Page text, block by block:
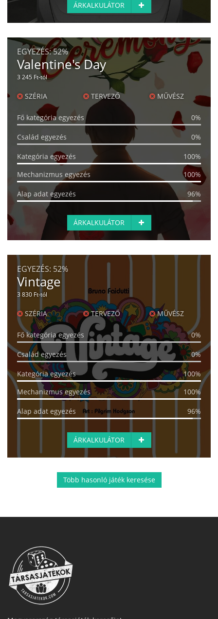
ÁRKALKULÁTOR
EGYEZÉS:52%
Valentine's Day
3 245 Ft-tól
SZÉRIA TERVEZŐ MŰVÉSZ
Fő kategória egyezés 0%
Család egyezés 0%
Kategória egyezés
100%
Mechanizmus egyezés
100%
Alap adat egyezés 96%
ÁRKALKULÁTOR
EGYEZÉS: 52%
Vintage
3 830 Ft-tól
SZÉRIA TERVEZŐ MŰVÉSZ
Fő kategória egyezés 0%
Család egyezés 0%
Kategória egyezés
100%
Mechanizmus egyezés
100%
Alap adat egyezés 96%
ÁRKALKULÁTOR
Több hasonló játék keresése